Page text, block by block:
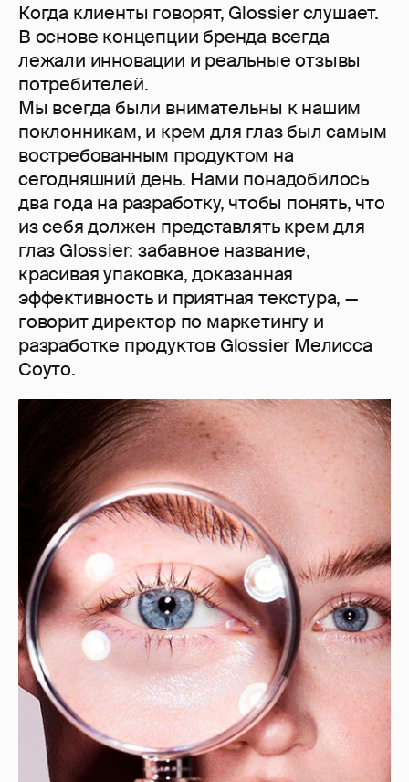
Когда клиенты говорят, Glossier слушает.
В основе концепции бренда всегда
лежали инновации и реальные отзывы
потребителей.
Мы всегда были внимательны к нашим
поклонникам, и крем для глаз был самым
востребованным продуктом на
сегодняшний день. Нами понадобилось
два года на разработку, чтобы понять, что
из себя должен представлять крем для
глаз Glossier: забавное название,
красивая упаковка, доказанная
эффективность и приятная текстура, —
говорит директор по маркетингу и
разработке продуктов Glossier Мелисса
Соуто.